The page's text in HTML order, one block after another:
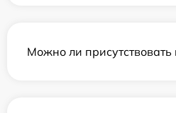
Можно ли присутствовать